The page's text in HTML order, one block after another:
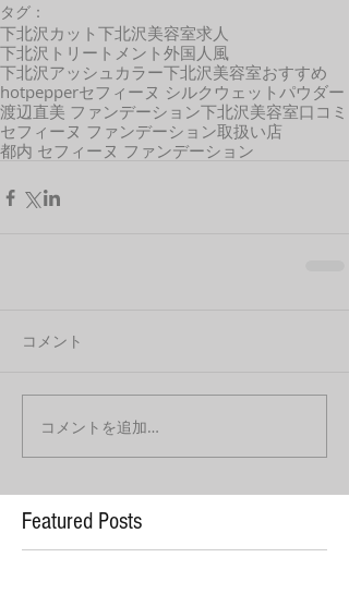
タグ：
下北沢カット 下北沢美容室求人
下北沢トリートメント 外国人風
下北沢アッシュカラー下北沢美容室おすすめ
hotpepperセフィーヌ シルクウェットパウダー
渡辺直美 ファンデーション下北沢美容室口コミ
セフィーヌ ファンデーション取扱い店
都内 セフィーヌ ファンデーション
コメント
コメントを追加…
Featured Posts